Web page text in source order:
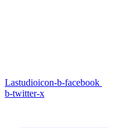
Lastudioicon-b-facebook
b-twitter-x